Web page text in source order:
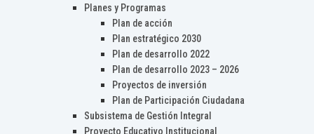
Planes y Programas
Plan de acción
Plan estratégico 2030
Plan de desarrollo 2022
Plan de desarrollo 2023 – 2026
Proyectos de inversión
Plan de Participación Ciudadana
Subsistema de Gestión Integral
Proyecto Educativo Institucional